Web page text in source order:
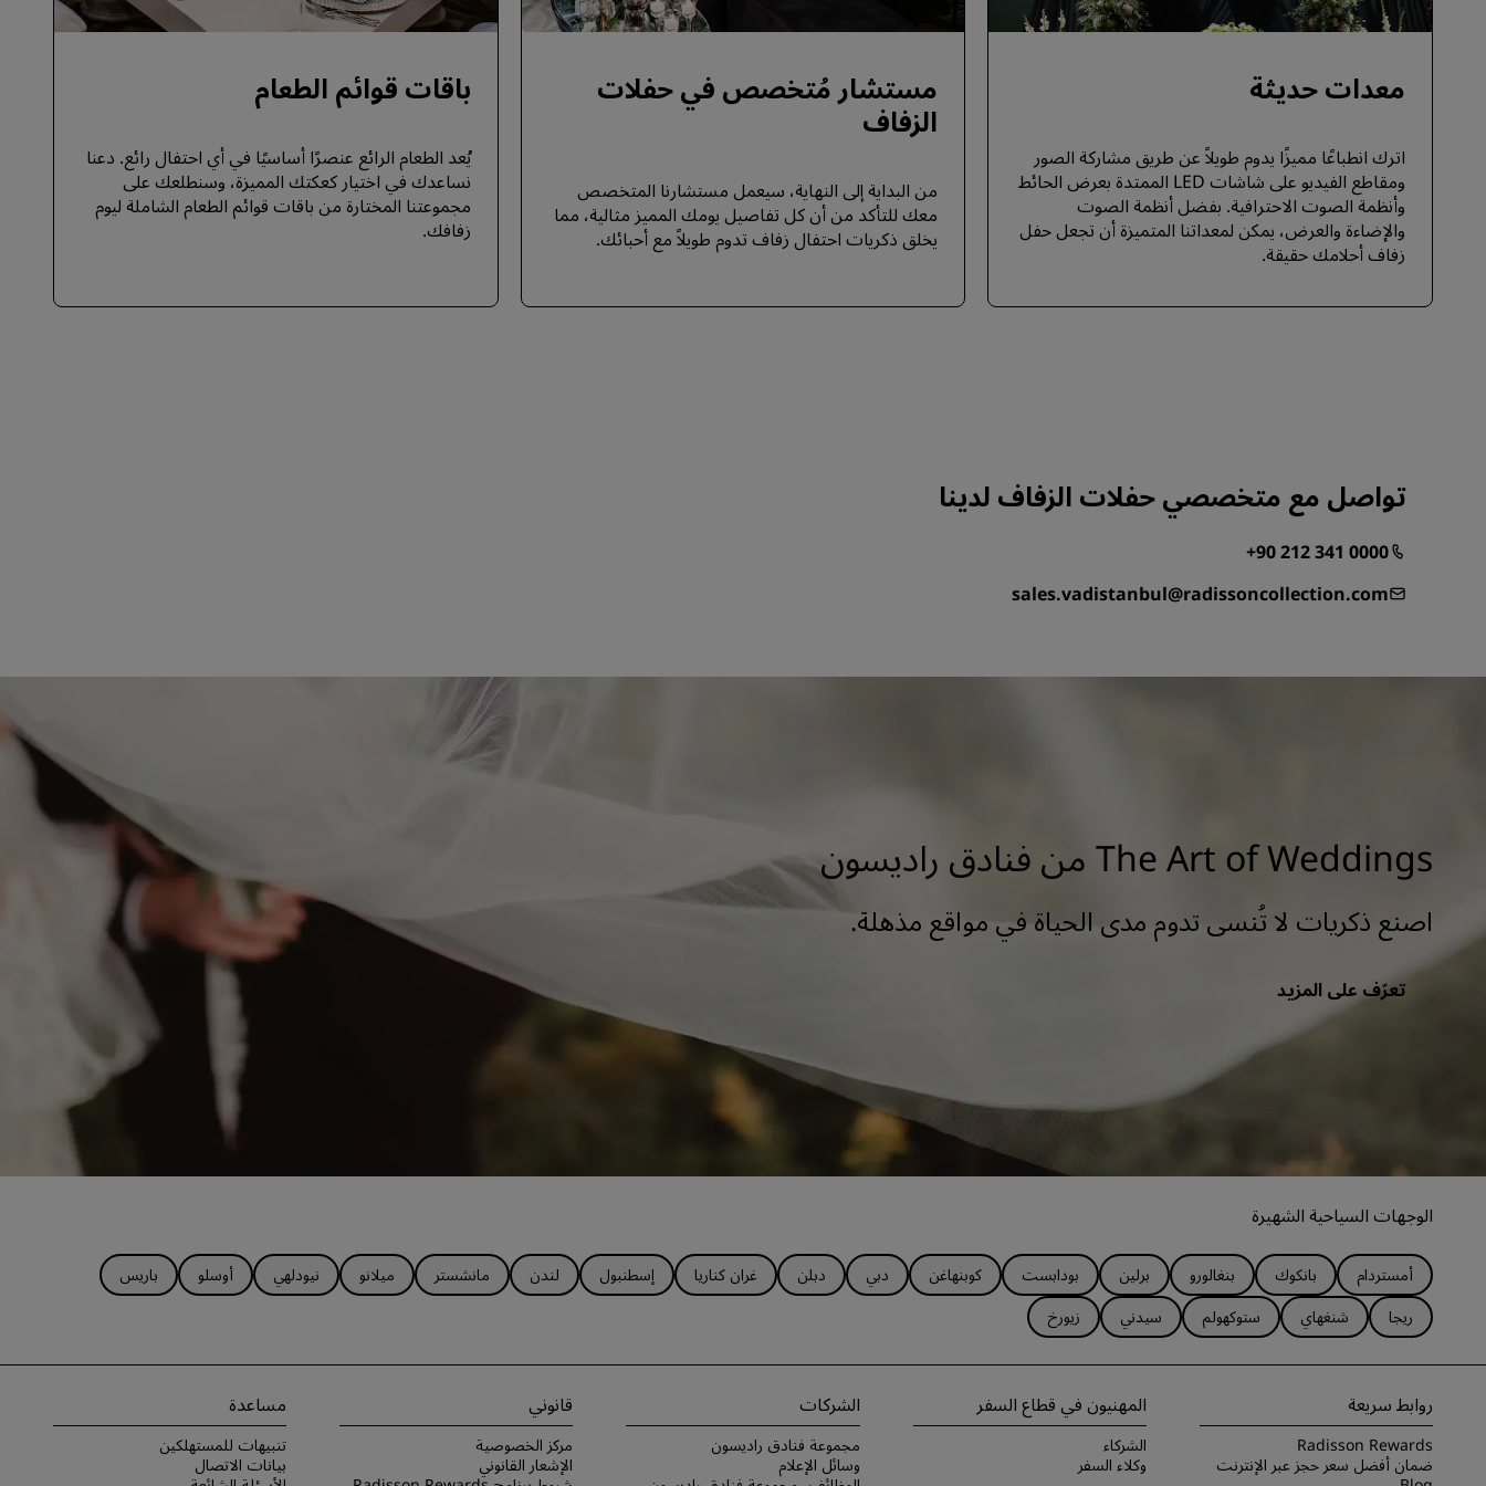
معدات حديثة
اترك انطباعًا مميزًا يدوم طويلاً عن طريق مشاركة الصور
ومقاطع الفيديو على شاشات LED الممتدة بعرض الحائط
وأنظمة الصوت الاحترافية. بفضل أنظمة الصوت
والإضاءة والعرض، يمكن لمعداتنا المتميزة أن تجعل حفل
زفاف أحلامك حقيقة.
مستشار مُتخصص في حفلات
الزفاف
من البداية إلى النهاية، سيعمل مستشارنا المتخصص
معك للتأكد من أن كل تفاصيل يومك المميز مثالية، مما
يخلق ذكريات احتفال زفاف تدوم طويلاً مع أحبائك.
باقات قوائم الطعام
يُعد الطعام الرائع عنصرًا أساسيًا في أي احتفال رائع. دعنا
نساعدك في اختيار كعكتك المميزة، وسنطلعك على
مجموعتنا المختارة من باقات قوائم الطعام الشاملة ليوم
زفافك.
تواصل مع متخصصي حفلات الزفاف لدينا
+90 212 341 0000
sales.vadistanbul@radissoncollection.com
The Art of Weddings من فنادق راديسون
اصنع ذكريات لا تُنسى تدوم مدى الحياة في مواقع مذهلة.
تعرّف على المزيد
الوجهات السياحية الشهيرة
أمستردام بانكوك بنغالورو برلين بودابست كوبنهاغن دبي دبلن غران كناريا إسطنبول لندن مانشستر ميلانو نيودلهي أوسلو
باريس
ريجا
شنغهاي ستوكهولم سيدني زيورخ
روابط سريعة
Radisson Rewards
ضمان أفضل سعر حجز عبر الإنترنت
المهنيون في قطاع السفر
الشركاء
وكلاء السفر
الشركات
مجموعة فنادق راديسون
وسائل الإعلام
قانوني
مركز الخصوصية
الإشعار القانوني
مساعدة
تنبيهات للمستهلكين
بيانات الاتصال